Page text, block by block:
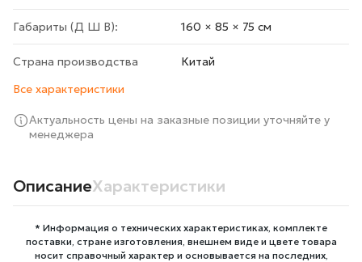
Габариты (Д Ш В): 160 × 85 × 75 cм
Страна производства
Китай
Все характеристики
Актуальность цены на заказные позиции уточняйте у
менеджера
ОписаниеХарактеристики
* Информация о технических характеристиках, комплекте
поставки, стране изготовления, внешнем виде и цвете товара
носит справочный характер и основывается на последних,